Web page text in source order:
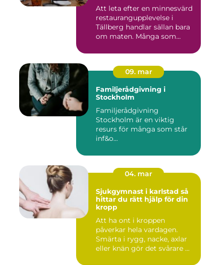
Att leta efter en minnesvärd
restaurangupplevelse i
Tällberg handlar sällan bara
om maten. Många som...
09. mar
Familjerådgivning i
Stockholm
Familjerådgivning
Stockholm är en viktig
resurs för många som står
inf&o...
04. mar
Sjukgymnast i karlstad så
hittar du rätt hjälp för din
kropp
Att ha ont i kroppen
påverkar hela vardagen.
Smärta i rygg, nacke, axlar
eller knän gör det svårare ...